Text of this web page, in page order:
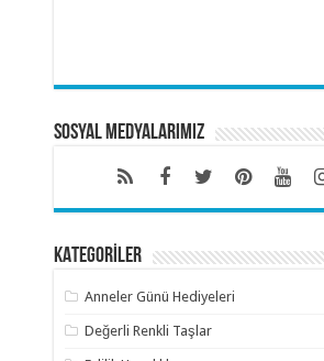
Sosyal Medyalarımız
KATEGORİLER
Anneler Günü Hediyeleri
Değerli Renkli Taşlar